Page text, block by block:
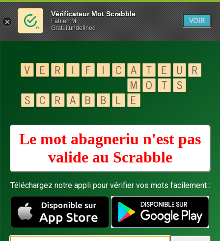
Le mot abagneriu n'est pas
valide au Scrabble
Téléchargez notre appli pour vérifier vos mots facilement :
Vérificateur Mot Scrabble
Fabien M
Gratuitundefined
VOIR